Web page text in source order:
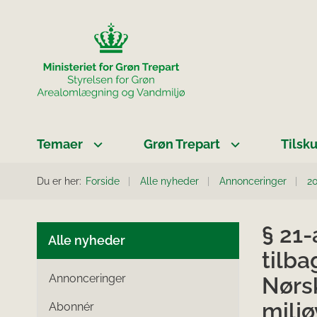
Temaer Grøn Trepart
Du er her: Forside Alle nyheder Annonceringer
Alle nyheder
Annonceringer
Abonnér
§